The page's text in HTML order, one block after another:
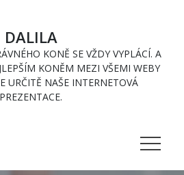
DALILA
KONĚ SE VŽDY VYPLÁCÍ. A
KONĚM MEZI VŠEMI WEBY
URČITĚ NAŠE INTERNETOVÁ
PREZENTACE.